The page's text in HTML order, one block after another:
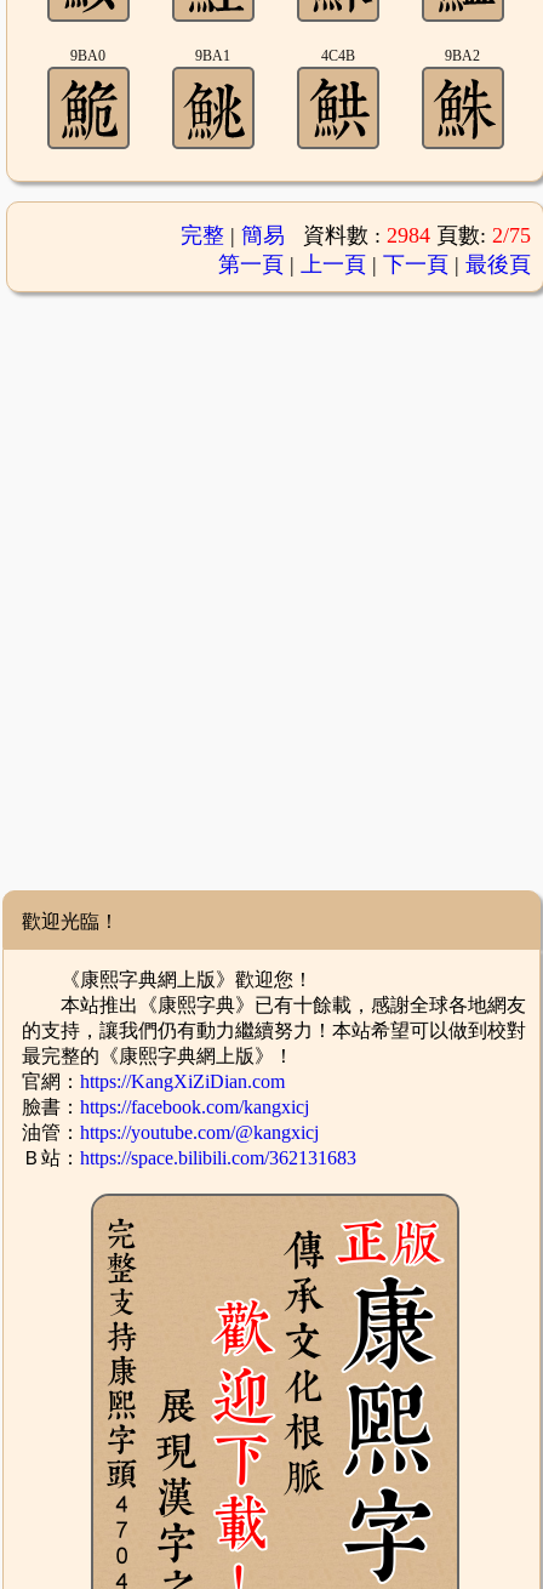
9BA0 9BA1 4C4B 9BA2
完整| 簡易 資料數 : 2984 頁數: 2/75
第一頁 | 上一頁 | 下一頁 | 最後頁
歡迎光臨！
《康熙字典網上版》歡迎您！
本站推出《康熙字典》已有十餘載，感謝全球各地網友
的支持，讓我們仍有動力繼續努力！本站希望可以做到校對
最完整的《康熙字典網上版》！
官網：https://KangXiZiDian.com
臉書：https://facebook.com/kangxicj
油管：https://youtube.com/@kangxicj
Ｂ站：https://space.bilibili.com/362131683